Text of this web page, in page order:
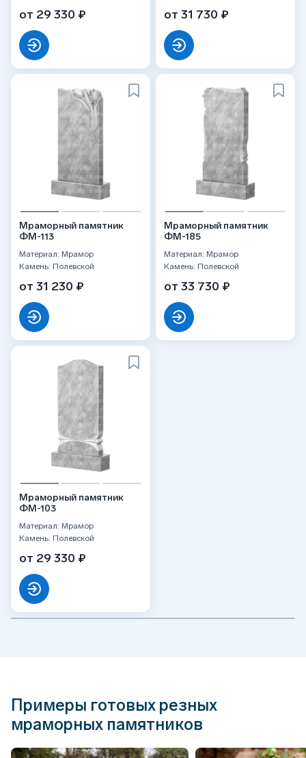
от 29 330 ₽ от 31 730 ₽
Мраморный памятник
ФМ-113
Материал: Мрамор
Камень: Полевской
от 31 230 ₽
Мраморный памятник
ФМ-185
Материал: Мрамор
Камень: Полевской
от 33 730 ₽
Мраморный памятник
ФМ-103
Материал: Мрамор
Камень: Полевской
от 29 330 ₽
Примеры готовых резных
мраморных памятников